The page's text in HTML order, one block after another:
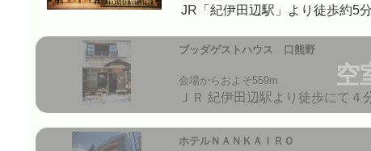
JR「紀伊田辺駅」より徒歩約5
空
ブッダゲストハウス 口熊野
会場からおよそ559m
ＪＲ 紀伊田辺駅より徒歩にて４
ホテルＮＡＮＫＡＩＲＯ